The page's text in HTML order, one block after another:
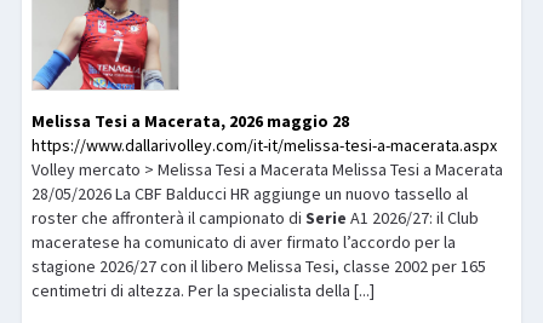
Melissa Tesi a Macerata, 2026 maggio 28
https://www.dallarivolley.com/it-it/melissa-tesi-a-macerata.aspx
Volley mercato > Melissa Tesi a Macerata Melissa Tesi a Macerata
28/05/2026 La CBF Balducci HR aggiunge un nuovo tassello al
roster che affronterà il campionato diSerie A1 2026/27: il Club
maceratese ha comunicato di aver firmato l’accordo per la
stagione 2026/27 con il libero Melissa Tesi, classe 2002 per 165
centimetri di altezza. Per la specialista della [...]